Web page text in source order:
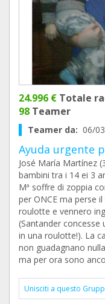
24.996 € Totale
98 Teamer
Teamer da: 06/
Ayuda urgente
José María Martínez
bambini tra i 14 ei 3
Mª soffre di zoppia
per ONCE ma perse
roulotte e vennero
(Santander concesse
in una roulotte!). La
non guadagnano
ma per ora sono
Unisciti a questo